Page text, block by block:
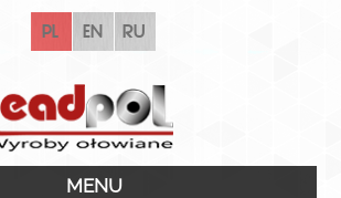
pl en ru
MENU